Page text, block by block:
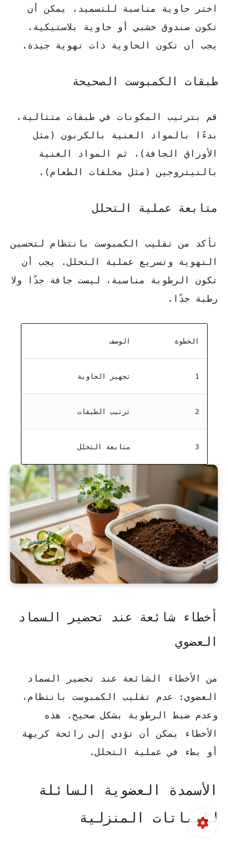
اختر حاوية مناسبة للتسميد، يمكن أن
تكون صندوق خشبي أو حاوية بلاستيكية.
يجب أن تكون الحاوية ذات تهوية جيدة.
طبقات الكمبوست الصحيحة
قم بترتيب المكونات في طبقات متتالية،
بدءًا بالمواد الغنية بالكربون (مثل
الأوراق الجافة)، ثم المواد الغنية
بالنيتروجين (مثل مخلفات الطعام).
متابعة عملية التحلل
تأكد من تقليب الكمبوست بانتظام لتحسين
التهوية وتسريع عملية التحلل. يجب أن
تكون الرطوبة مناسبة، ليست جافة جدًا ولا
رطبة جدًا.
الخطوة الوصف
1 تجهيز الحاوية
2 ترتيب الطبقات
3 متابعة التحلل
أخطاء شائعة عند تحضير السماد
العضوي
من الأخطاء الشائعة عند تحضير السماد
العضوي: عدم تقليب الكمبوست بانتظام،
وعدم ضبط الرطوبة بشكل صحيح. هذه
الأخطاء يمكن أن تؤدي إلى رائحة كريهة
أو بطء في عملية التحلل.
الأسمدة العضوية السائلة
للنباتات المنزلية